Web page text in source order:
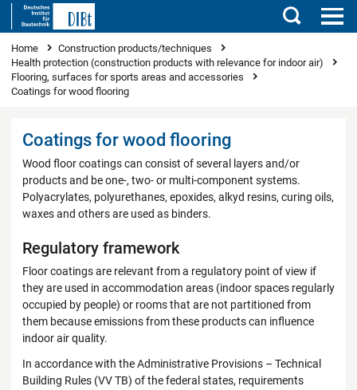
Search
You are here
Home
Construction products/techniques
Health protection (construction products with relevance for indoor air)
Flooring, surfaces for sports areas and accessories
Coatings for wood flooring
Coatings for wood flooring
Wood floor coatings can consist of several layers and/or
products and be one-, two- or multi-component systems.
Polyacrylates, polyurethanes, epoxides, alkyd resins, curing oils,
waxes and others are used as binders.
Regulatory framework
Floor coatings are relevant from a regulatory point of view if
they are used in accommodation areas (indoor spaces regularly
occupied by people) or rooms that are not partitioned from
them because emissions from these products can influence
indoor air quality.
In accordance with the Administrative Provisions – Technical
Building Rules (VV TB) of the federal states, requirements